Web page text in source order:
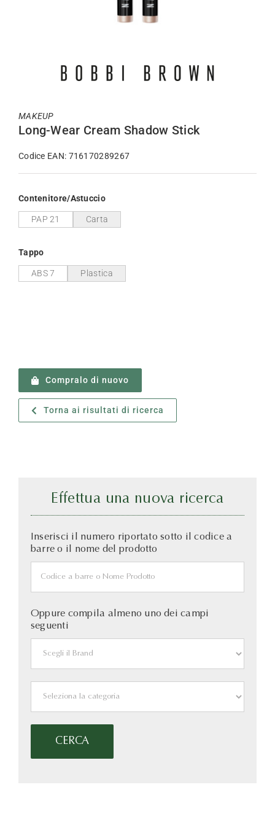
MAKEUP
Long-Wear Cream Shadow Stick
Codice EAN: 716170289267
Contenitore/Astuccio
PAP 21 Carta
Tappo
ABS 7 Plastica
Compralo di nuovo
Torna ai risultati di ricerca
Effettua una nuova ricerca
Inserisci il numero riportato sotto il codice a
barre o il nome del prodotto
Oppure compila almeno uno dei campi
seguenti